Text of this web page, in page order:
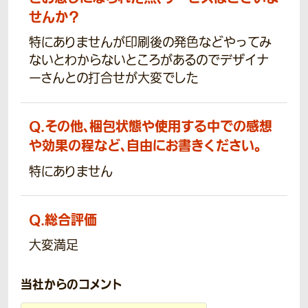
せんか？
特にありませんが印刷後の発色などやってみ
ないとわからないところがあるのでデザイナ
ーさんとの打合せが大変でした
Q.その他、梱包状態や使用する中での感想
や効果の程など、自由にお書きください。
特にありません
Q.総合評価
大変満足
当社からのコメント